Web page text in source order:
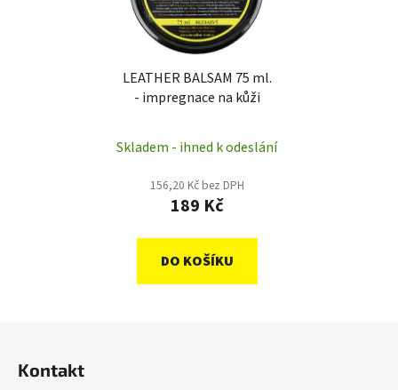
LEATHER BALSAM 75 ml.
- impregnace na kůži
Skladem - ihned k odeslání
156,20 Kč bez DPH
189 Kč
DO KOŠÍKU
Kontakt